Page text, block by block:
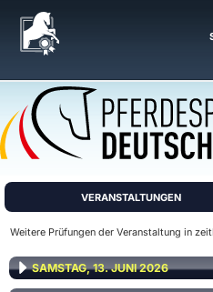
VERANSTALTUNGEN
Weitere Prüfungen der Veranstaltung in
SAMSTAG, 13. JUNI 2026